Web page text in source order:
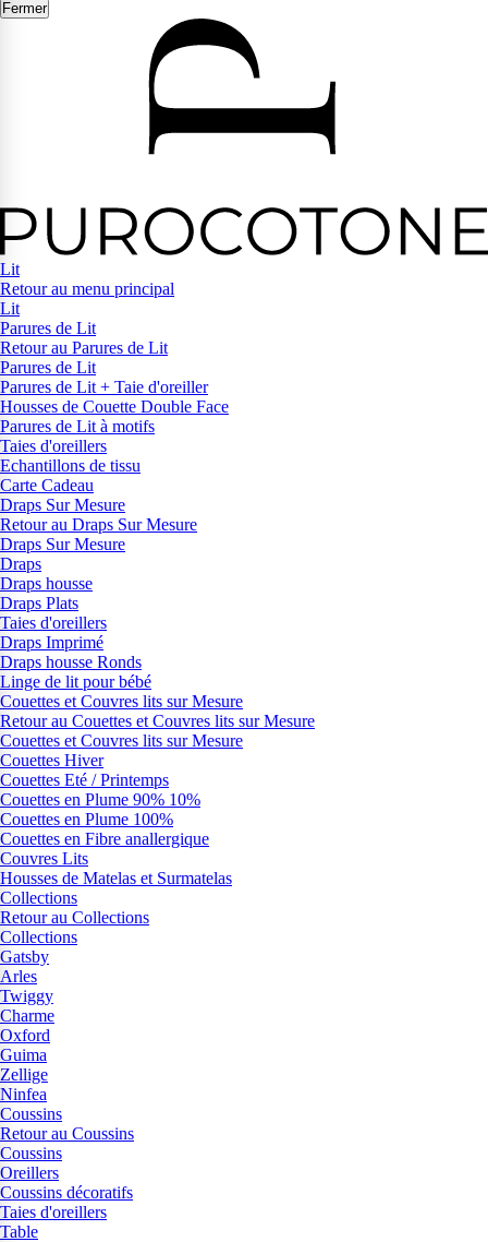
Fermer
Lit
Retour au menu principal
Lit
Parures de Lit
Retour au Parures de Lit
Parures de Lit
Parures de Lit + Taie d'oreiller
Housses de Couette Double Face
Parures de Lit à motifs
Taies d'oreillers
Echantillons de tissu
Carte Cadeau
Draps Sur Mesure
Retour au Draps Sur Mesure
Draps Sur Mesure
Draps
Draps housse
Draps Plats
Taies d'oreillers
Draps Imprimé
Draps housse Ronds
Linge de lit pour bébé
Couettes et Couvres lits sur Mesure
Retour au Couettes et Couvres lits sur Mesure
Couettes et Couvres lits sur Mesure
Couettes Hiver
Couettes Eté / Printemps
Couettes en Plume 90% 10%
Couettes en Plume 100%
Couettes en Fibre anallergique
Couvres Lits
Housses de Matelas et Surmatelas
Collections
Retour au Collections
Collections
Gatsby
Arles
Twiggy
Charme
Oxford
Guima
Zellige
Ninfea
Coussins
Retour au Coussins
Coussins
Oreillers
Coussins décoratifs
Taies d'oreillers
Table